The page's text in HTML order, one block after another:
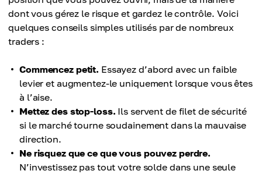
dont vous gérez le risque et gardez le contrôle. Voici
quelques conseils simples utilisés par de nombreux
traders :
Commencez petit. Essayez d’abord avec un faible
levier et augmentez-le uniquement lorsque vous êtes
à l’aise.
Mettez des stop-loss. Ils servent de filet de sécurité
si le marché tourne soudainement dans la mauvaise
direction.
Ne risquez que ce que vous pouvez perdre.
N’investissez pas tout votre solde dans une seule